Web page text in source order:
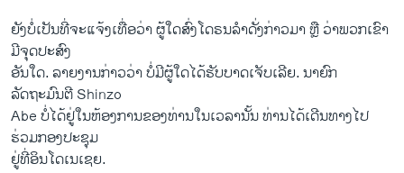
ຍັງບໍ່ເປັນທີ່ຈະ​ແຈ້ງ​ເທື່ອ​ວ່າ ຜູ້​ໃດສົ່ງ​ໂດຣນລຳ​ດັ່ງ​ກ່າວມາ ຫຼື ວ່າ​ພວກ​ເຂົາ​
ມີ​ຈຸດປະສົງ
​ອັນ​ໃດ. ລາຍ​ງານກ່າວ​ວ່າ ບໍ່​ມີຜູ້​ໃດໄດ້​ຮັບ​ບາດ​ເຈັບ​ເລີຍ. ນາຍົກ​
ລັດຖະມົນຕີ Shinzo
Abe ບໍ່​ໄດ້​ຢູ່​ໃນ​ຫ້ອງການ​ຂອງ​ທ່ານ​ໃນ​ເວລາ​ນັ້ນ ທ່ານ​ໄດ້​ເດີນທາງ​ໄປ​
ຮ່ວມກອງ​ປະຊຸມ​
ຢູ່​ທີ່ອິນ​ໂດ​ເນ​ເຊຍ.